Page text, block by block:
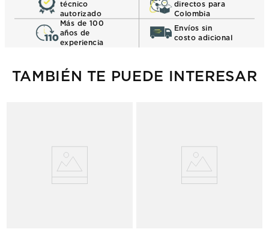
técnico
autorizado
directos para
Colombia
Más de 100
años de
experiencia
Envíos sin
costo adicional
TAMBIÉN TE PUEDE INTERESAR